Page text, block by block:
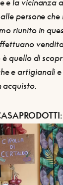
e la vicinanza
persone
riunito in
è quello di
e artigianali
acquisto.
PRODOTTI